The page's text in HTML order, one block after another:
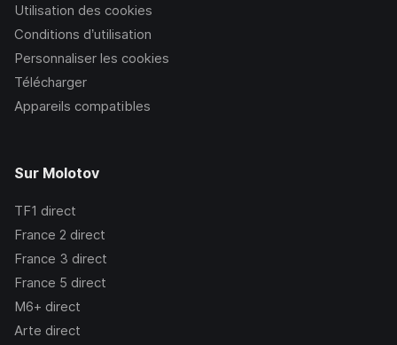
Utilisation des cookies
Conditions d’utilisation
Personnaliser les cookies
Télécharger
Appareils compatibles
Sur Molotov
TF1 direct
France 2 direct
France 3 direct
France 5 direct
M6+ direct
Arte direct